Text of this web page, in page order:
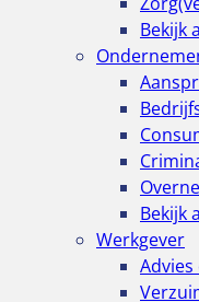
Bekijk
Bekijk
Werkgever